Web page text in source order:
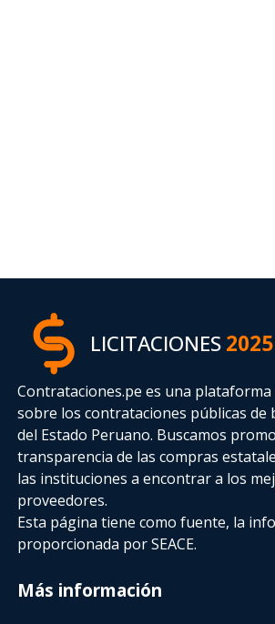
LICITACIONES2025
Contrataciones.pe es una
sobre los contrataciones públicas de
del Estado Peruano. Buscamos
transparencia de las compras
las instituciones a encontrar a los
proveedores.
Esta página tiene como fuente, la
proporcionada por SEACE.
Más información